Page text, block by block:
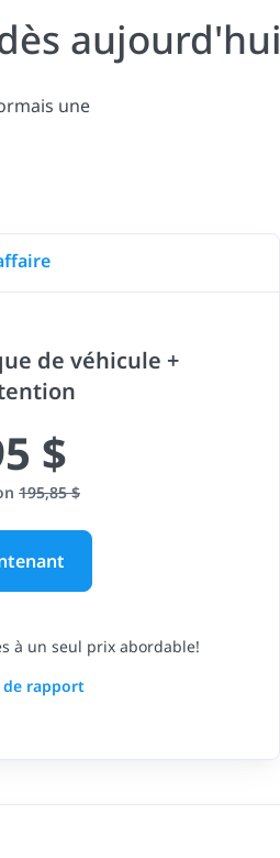
aujourd'hui
une
de véhicule +
$
195,85 $
à un seul prix abordable!
rapport